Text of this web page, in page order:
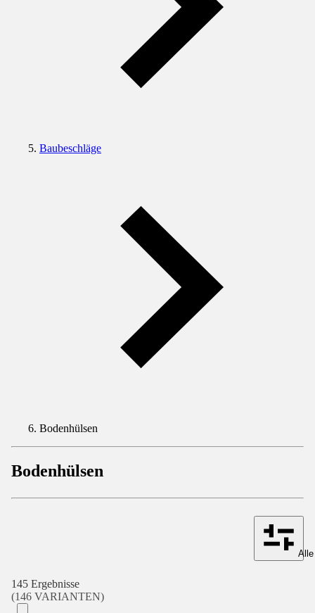
Baubeschläge
Bodenhülsen
Bodenhülsen
145 Ergebnisse
(146 VARIANTEN)